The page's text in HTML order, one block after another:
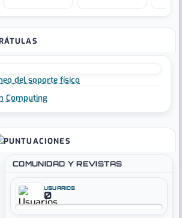
del soporte físico
Computing
COMUNIDAD Y REVISTAS
USUARIOS
0